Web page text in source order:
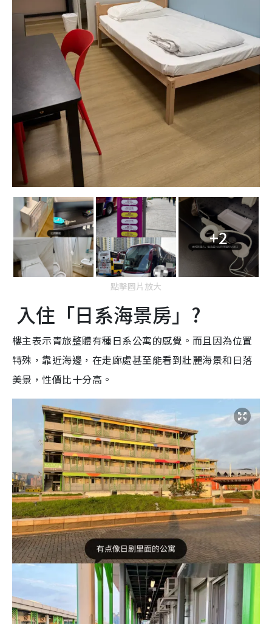
+2
點擊圖片放大
入住「日系海景房」?
樓主表示青旅整體有種日系公寓的感覺。而且因為位置
特殊，靠近海邊，在走廊處甚至能看到壯麗海景和日落
美景，性價比十分高。